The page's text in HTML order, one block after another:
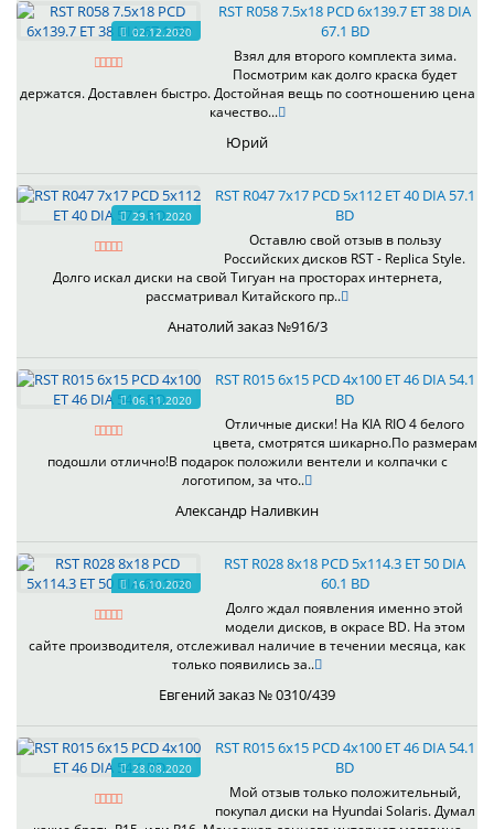
02.12.2020
RST R058 7.5x18 PCD 6x139.7 ET 38 DIA
67.1 BD
Взял для второго комплекта зима.
Посмотрим как долго краска будет
держатся. Доставлен быстро. Достойная вещь по соотношению цена
качество...
Юрий
29.11.2020
RST R047 7x17 PCD 5x112 ET 40 DIA 57.1
BD
Оставлю свой отзыв в пользу
Российских дисков RST - Replica Style.
Долго искал диски на свой Тигуан на просторах интернета,
рассматривал Китайского пр..
Анатолий заказ №916/3
06.11.2020
RST R015 6x15 PCD 4x100 ET 46 DIA 54.1
BD
Отличные диски! На KIA RIO 4 белого
цвета, смотрятся шикарно.По размерам
подошли отлично!В подарок положили вентели и колпачки с
логотипом, за что..
Александр Наливкин
16.10.2020
RST R028 8x18 PCD 5x114.3 ET 50 DIA
60.1 BD
Долго ждал появления именно этой
модели дисков, в окрасе BD. На этом
сайте производителя, отслеживал наличие в течении месяца, как
только появились за..
Евгений заказ № 0310/439
28.08.2020
RST R015 6x15 PCD 4x100 ET 46 DIA 54.1
BD
Мой отзыв только положительный,
покупал диски на Hyundai Solaris. Думал